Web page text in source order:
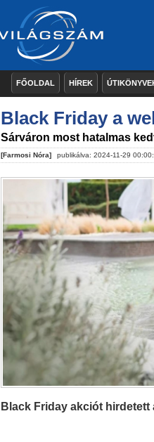
FŐOLDAL HÍREK
Black Friday a
Sárváron most hatalmas
[Farmosi Nóra] publikálva: 2024-11-29
Black Friday akciót hirdetett